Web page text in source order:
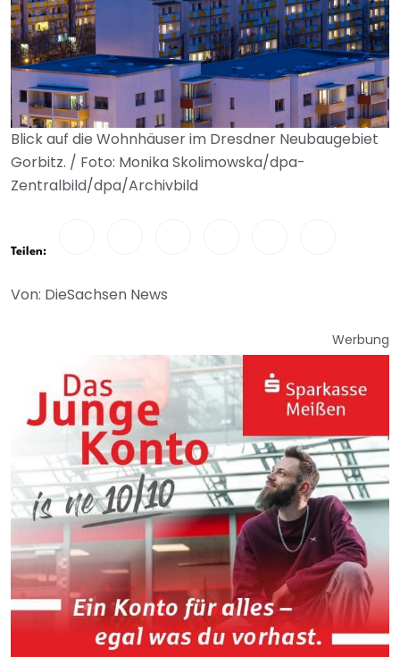
Blick auf die Wohnhäuser im Dresdner Neubaugebiet
Gorbitz. / Foto: Monika Skolimowska/dpa-
Zentralbild/dpa/Archivbild
Teilen:
Von: DieSachsen News
Werbung